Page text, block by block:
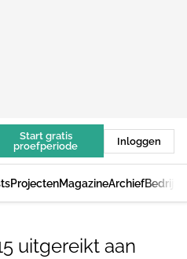
Start gratis
proefperiode
Inloggen
ProjectenMagazineArchief
uitgereikt aan